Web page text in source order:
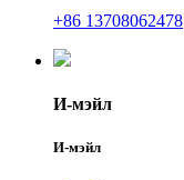
+86 13708062478
И-мэйл
И-мэйл